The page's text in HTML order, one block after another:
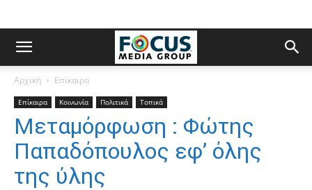
Αρχική Επίκαιρα
Επίκαιρα Κοινωνία Πολιτικά Τοπικά
Μεταμόρφωση : Φώτης
Παπαδόπουλος εφ’ όλης
της ύλης